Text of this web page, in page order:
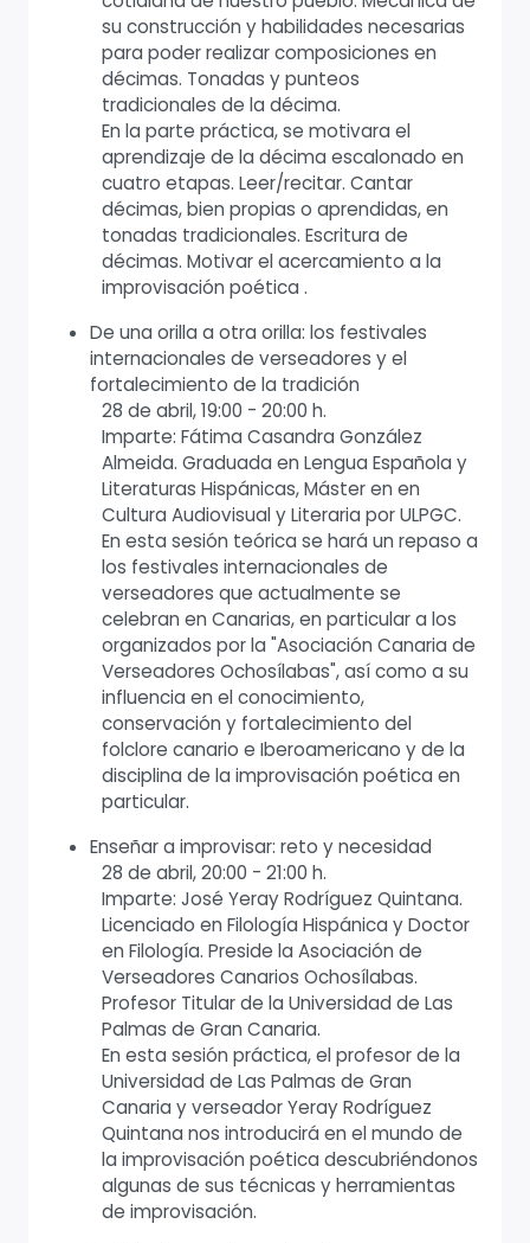
su construcción y habilidades necesarias
para poder realizar composiciones en
décimas. Tonadas y punteos
tradicionales de la décima.
En la parte práctica, se motivara el
aprendizaje de la décima escalonado en
cuatro etapas. Leer/recitar. Cantar
décimas, bien propias o aprendidas, en
tonadas tradicionales. Escritura de
décimas. Motivar el acercamiento a la
improvisación poética .
De una orilla a otra orilla: los festivales
internacionales de verseadores y el
fortalecimiento de la tradición
28 de abril, 19:00 - 20:00 h.
Imparte: Fátima Casandra González
Almeida. Graduada en Lengua Española y
Literaturas Hispánicas, Máster en en
Cultura Audiovisual y Literaria por ULPGC.
En esta sesión teórica se hará un repaso a
los festivales internacionales de
verseadores que actualmente se
celebran en Canarias, en particular a los
organizados por la "Asociación Canaria de
Verseadores Ochosílabas", así como a su
influencia en el conocimiento,
conservación y fortalecimiento del
folclore canario e Iberoamericano y de la
disciplina de la improvisación poética en
particular.
Enseñar a improvisar: reto y necesidad
28 de abril, 20:00 - 21:00 h.
Imparte: José Yeray Rodríguez Quintana.
Licenciado en Filología Hispánica y Doctor
en Filología. Preside la Asociación de
Verseadores Canarios Ochosílabas.
Profesor Titular de la Universidad de Las
Palmas de Gran Canaria.
En esta sesión práctica, el profesor de la
Universidad de Las Palmas de Gran
Canaria y verseador Yeray Rodríguez
Quintana nos introducirá en el mundo de
la improvisación poética descubriéndonos
algunas de sus técnicas y herramientas
de improvisación.